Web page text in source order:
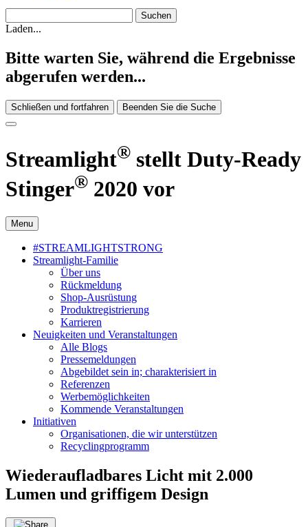
Laden...
Bitte warten Sie, während die Ergebnisse
abgerufen werden...
Schließen und fortfahren Beenden Sie die Suche
Streamlight® stellt Duty-Ready
Stinger® 2020 vor
Menu
#STREAMLIGHTSTRONG
Streamlight-Familie
Über uns
Rückmeldung
Shop-Ausrüstung
Produktregistrierung
Karrieren
Neuigkeiten und Veranstaltungen
Alle Blogs
Pressemeldungen
Abgebildet sein in; charakterisiert in
Referenzen
Werbemöglichkeiten
Kommende Veranstaltungen
Initiativen
Organisationen, die wir unterstützen
Recyclingprogramm
Wiederaufladbares Licht mit 2.000
Lumen und griffigem Design